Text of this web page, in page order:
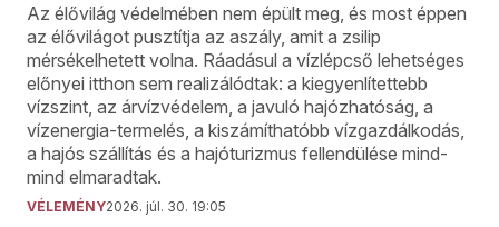
Az élővilág védelmében nem épült meg, és most éppen
az élővilágot pusztítja az aszály, amit a zsilip
mérsékelhetett volna. Ráadásul a vízlépcső lehetséges
előnyei itthon sem realizálódtak: a kiegyenlítettebb
vízszint, az árvízvédelem, a javuló hajózhatóság, a
vízenergia-termelés, a kiszámíthatóbb vízgazdálkodás,
a hajós szállítás és a hajóturizmus fellendülése mind-
mind elmaradtak.
VÉLEMÉNY2026. júl. 30. 19:05